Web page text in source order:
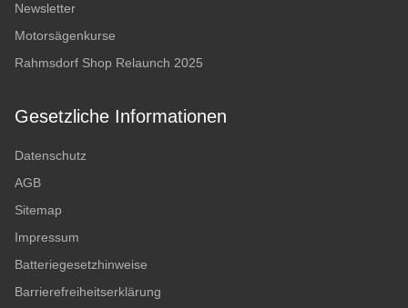
Newsletter
Motorsägenkurse
Rahmsdorf Shop Relaunch 2025
Gesetzliche Informationen
Datenschutz
AGB
Sitemap
Impressum
Batteriegesetzhinweise
Barrierefreiheitserklärung